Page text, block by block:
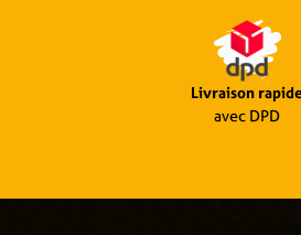
Livraison
avec DPD